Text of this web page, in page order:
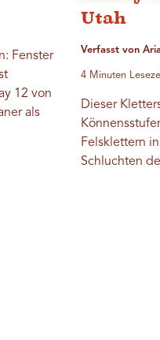
Fenster
12 von
als
Utah
Verfasst von
4 Minuten
Dieser
Felsklettern
Schluchten